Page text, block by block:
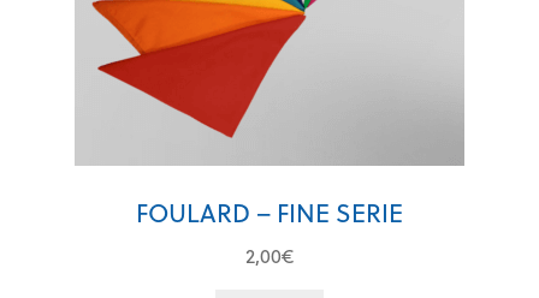
FOULARD – FINE SERIE
2,00€